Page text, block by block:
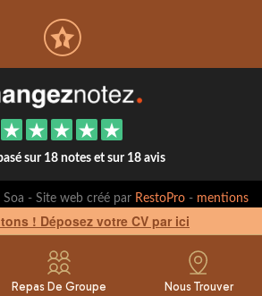
sur 18 notes et sur 18 avis
- Site web créé par RestoPro - mentions
légales
! Déposez votre CV par ici
Repas De Groupe Nous Trouver